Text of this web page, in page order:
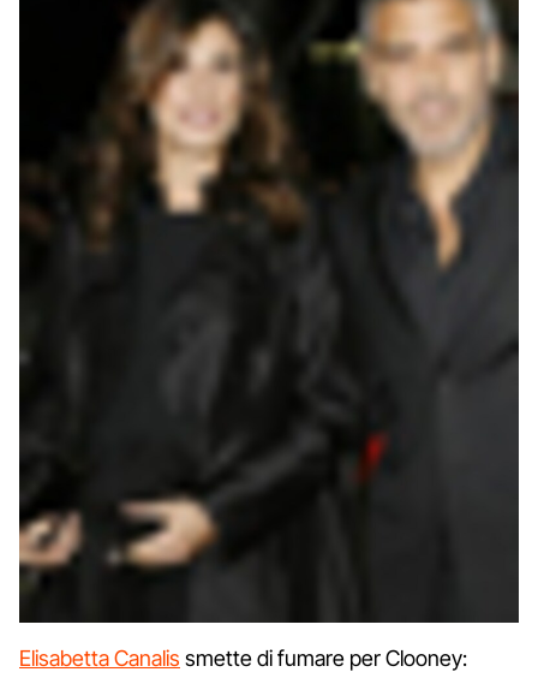
Elisabetta Canalis smette di fumare per Clooney: